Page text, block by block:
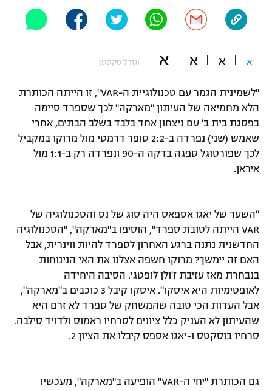
"מחצית בשכונה" – פודקאסט
משתתפים וזוכים בפרסים
תקנון משתתפים וזוכים בפרסים
תקנון עבור פעילות אלקטרה
תקנון עבור פעילות ספורט 1 – "מרלן"
טניס
גיימינג E-Sports
מדיניות פרטיות
תקנון פעילות ספורט 1
רשיון להקרנה פומבית לבית עסק
הצטרפות לחבילת הערוצים
אופניים
ספורט מוטורי
פוטבול אמריקאי NFL
בייסבול MLB
ספורט אתגרי ואקסטרים
גיימינג E-Sports
א א א א (גודל טקסט)
"לשמינית הגמר עם טכנולוגיית ה-VAR", זו הייתה הכותרת
הלא מחמיאה של העיתון "מארקה" לכך שספרד סיימה
בפסגת בית ב' עם ניצחון אחד בלבד בשלב הבתים, אחרי
שאמש (שני) נפרדה ב-2:2 סופר דרמטי מול מרוקו במקביל
לכך שפורטוגל ספגה בדקה ה-90 ונפרדה רק ב-1:1 מול
איראן.
"השער של יאגו אספאס היה סוג של נס והטכנולוגיה של
VAR הייתה לטובת ספרד", הוסיפו ב"מארקה", "הטכנולוגיה
החדשנית נתנה ברגע האחרון לספרד להיות ווינרית, אבל
האם זה יימשך? מרוקו חשפה אצלנו את האי הנינוחות
בנבחרת מאז עזיבת ז'ולן לופטגי. הסיבה היחידה
לאופטימיות היא איסקו". איסקו קיבל 3 כוכבים ב"מארקה",
אבל העדות הכי טובה שהמשחק של ספרד לא זרם היא
שהעיתון לא העניק כלל ציונים לסרחיו ראמוס ולדויד סילבה.
סרחיו בוסקטס ו-יאגו אספס קיבלו את הציון 2.
גם הכותרת "יחי ה-VAR" הופיעה ב"מארקה", מעכשיו